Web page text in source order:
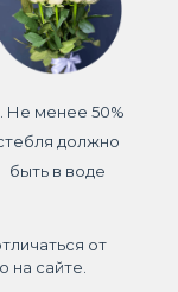
Не менее 50%
должно
быть в воде
от
на сайте.